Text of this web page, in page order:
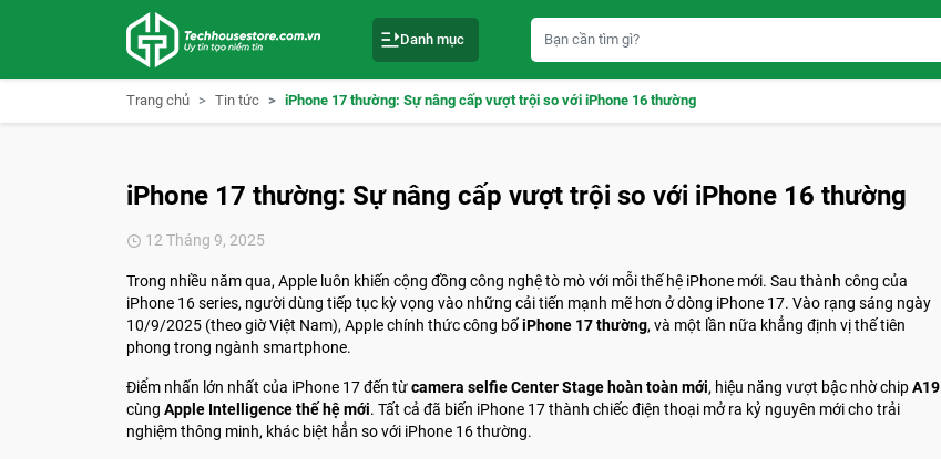
t
Danh mục
Trang chủ Tin tức iPhone 17 thường: Sự nâng cấp vượt trội so với iPhone 16 thường
iPhone 17 thường: Sự nâng cấp vượt trội so với iPhone 16 thường
12 Tháng 9, 2025
Trong nhiều năm qua, Apple luôn khiến cộng đồng công nghệ tò mò với mỗi thế hệ iPhone mới. Sau thành công của
iPhone 16 series, người dùng tiếp tục kỳ vọng vào những cải tiến mạnh mẽ hơn ở dòng iPhone 17. Vào rạng sáng ngày
10/9/2025 (theo giờ Việt Nam), Apple chính thức công bốiPhone 17 thường, và một lần nữa khẳng định vị thế tiên
phong trong ngành smartphone.
Điểm nhấn lớn nhất của iPhone 17 đến từcamera selfie Center Stage hoàn toàn mới, hiệu năng vượt bậc nhờ chipA19
cùng Apple Intelligence thế hệ mới. Tất cả đã biến iPhone 17 thành chiếc điện thoại mở ra kỷ nguyên mới cho trải
nghiệm thông minh, khác biệt hẳn so với iPhone 16 thường.